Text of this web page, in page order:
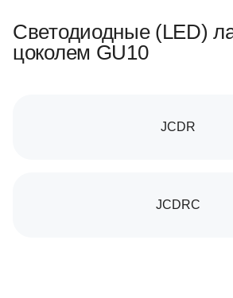
Светодиодные (LED)
цоколем GU10
JCDR
JCDRC